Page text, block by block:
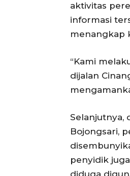
aktivitas
informasi
menangkap
“Kami
dijalan
Selanjutnya,
Bojongsari,
penyidik